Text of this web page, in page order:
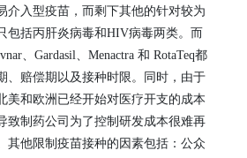
介入型疫苗，而剩下其他的针对较为
包括丙肝炎病毒和HIV病毒两类。而
、Gardasil、Menactra和RotaTeq都
、赔偿期以及接种时限。同时，由于
美和欧洲已经开始对医疗开支的成本
致制药公司为了控制研发成本很难再
其他限制疫苗接种的因素包括：公众